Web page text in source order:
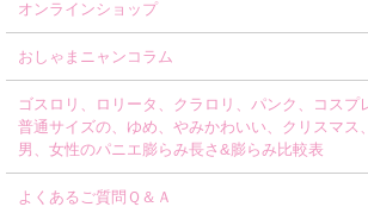
オンラインショップ
おしゃまニャンコラム
ゴスロリ、ロリータ、クラロリ、パンク、コスプ
普通サイズの、ゆめ、やみかわいい、クリスマス
男、女性のパニエ膨らみ長さ&膨らみ比較表
よくあるご質問Ｑ＆Ａ